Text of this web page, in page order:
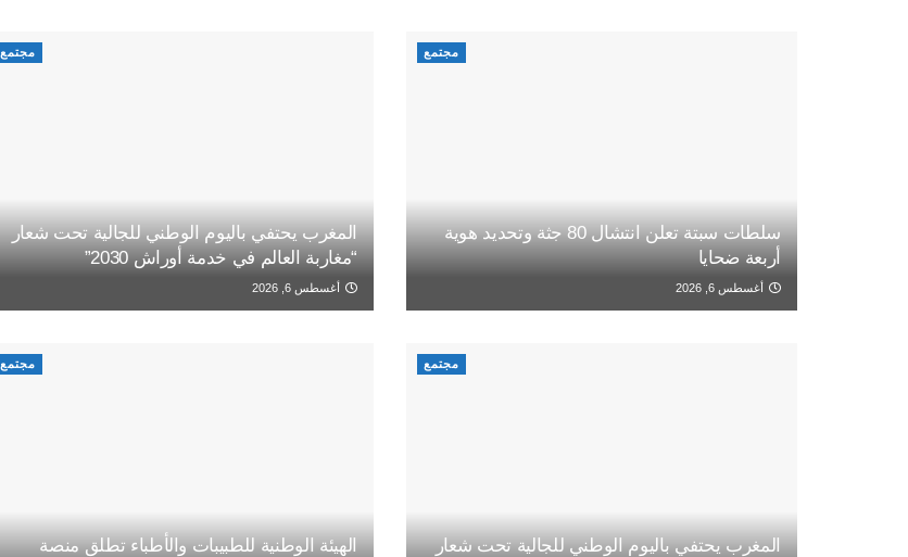
مجتمع
سلطات سبتة تعلن انتشال 80 جثة وتحديد هوية
أربعة ضحايا
أغسطس 6, 2026
مجتمع
المغرب يحتفي باليوم الوطني للجالية تحت شعار
“مغاربة العالم في خدمة أوراش 2030”
أغسطس 6, 2026
مجتمع
المغرب يحتفي باليوم الوطني للجالية تحت شعار
مجتمع
الهيئة الوطنية للطبيبات والأطباء تطلق منصة